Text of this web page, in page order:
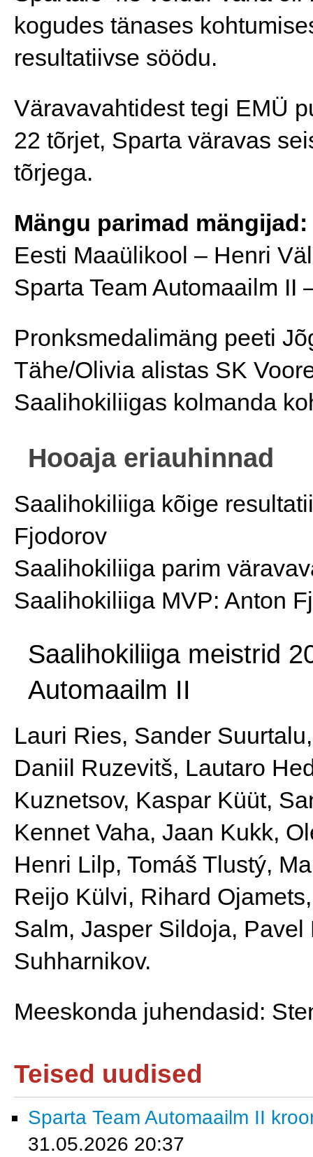
kogudes tänases
resultatiivse söödu.
Väravavahtidest tegi EMÜ
22 tõrjet, Sparta väravas
tõrjega.
Mängu parimad mängijad:
Eesti Maaülikool – Henri
Sparta Team Automaailm II
Pronksmedalimäng peeti
Tähe/Olivia alistas SK
Saalihokiliigas kolmanda
Hooaja eriauhinnad
Saalihokiliiga kõige
Fjodorov
Saalihokiliiga parim
Saalihokiliiga MVP: Anton
Saalihokiliiga meistrid
Automaailm II
Lauri Ries, Sander
Daniil Ruzevitš, Lautaro
Kuznetsov, Kaspar Küüt,
Kennet Vaha, Jaan Kukk,
Henri Lilp, Tomáš Tlustý,
Reijo Külvi, Rihard
Salm, Jasper Sildoja,
Suhharnikov.
Meeskonda juhendasid:
Teised uudised
Sparta Team Automaailm II
31.05.2026 20:37